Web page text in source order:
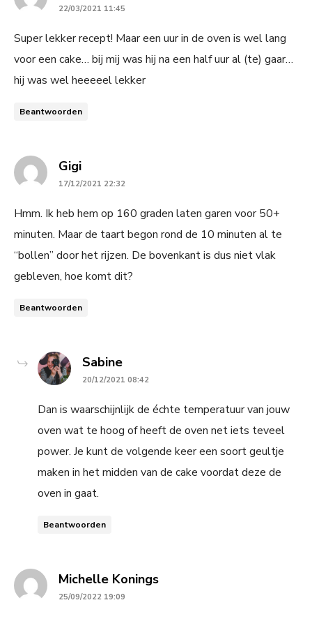
22/03/2021 11:45
Super lekker recept! Maar een uur in de oven is wel lang
voor een cake… bij mij was hij na een half uur al (te) gaar…
hij was wel heeeeel lekker
Beantwoorden
Gigisays:
17/12/2021 22:32
Hmm. Ik heb hem op 160 graden laten garen voor 50+
minuten. Maar de taart begon rond de 10 minuten al te
“bollen” door het rijzen. De bovenkant is dus niet vlak
gebleven, hoe komt dit?
Beantwoorden
Sabinesays:
20/12/2021 08:42
Dan is waarschijnlijk de échte temperatuur van jouw
oven wat te hoog of heeft de oven net iets teveel
power. Je kunt de volgende keer een soort geultje
maken in het midden van de cake voordat deze de
oven in gaat.
Beantwoorden
Michelle Koningssays:
25/09/2022 19:09